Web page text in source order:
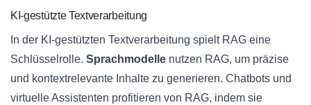
KI-gestützte Textverarbeitung
In der KI-gestützten Textverarbeitung spielt RAG eine
Schlüsselrolle. Sprachmodelle nutzen RAG, um präzise
und kontextrelevante Inhalte zu generieren. Chatbots und
virtuelle Assistenten profitieren von RAG, indem sie